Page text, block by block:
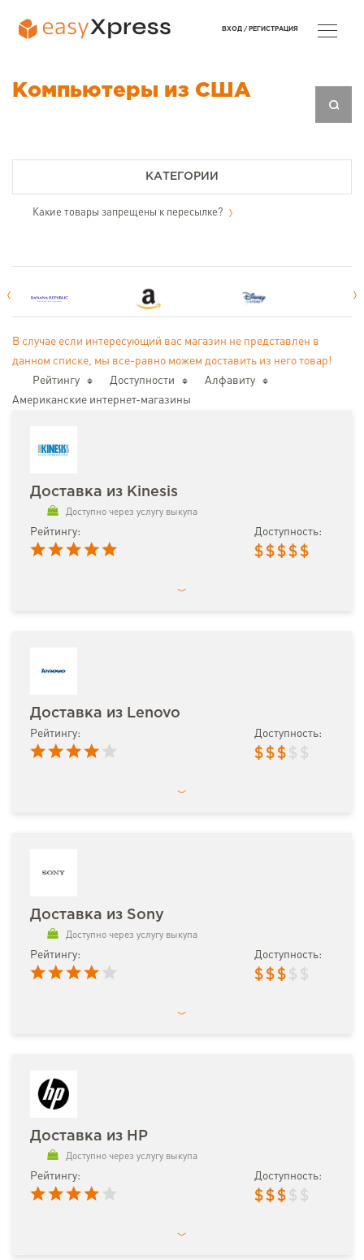
Компьютеры из США
КАТЕГОРИИ
Какие товары запрещены к пересылке?
В случае если интересующий вас магазин не представлен в
данном списке, мы все-равно можем доставить из него товар!
Рейтингу
Доступности
Алфавиту
Американские интернет-магазины
Доставка из Kinesis
Доступно через услугу выкупа
Рейтингу: Доступность:
$ $ $ $ $
Доставка из Lenovo
Рейтингу: Доступность:
$ $ $ $ $
Доставка из Sony
Доступно через услугу выкупа
Рейтингу: Доступность:
$ $ $ $ $
Доставка из HP
Доступно через услугу выкупа
Рейтингу: Доступность:
$ $ $ $ $
ВХОД / РЕГИСТРАЦИЯ